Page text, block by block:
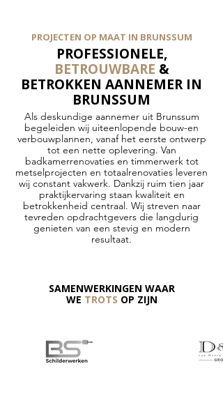
PROJECTEN OP MAAT IN BRUNSSUM
PROFESSIONELE,
BETROUWBARE &
BETROKKEN AANNEMER IN
BRUNSSUM
Als deskundige aannemer uit Brunssum
begeleiden wij uiteenlopende bouw-en
verbouwplannen, vanaf het eerste ontwerp
tot een nette oplevering. Van
badkamerrenovaties en timmerwerk tot
metselprojecten en totaalrenovaties leveren
wij constant vakwerk. Dankzij ruim tien jaar
praktijkervaring staan kwaliteit en
betrokkenheid centraal. Wij streven naar
tevreden opdrachtgevers die langdurig
genieten van een stevig en modern
resultaat.
SAMENWERKINGEN WAAR
WE TROTS OP ZIJN